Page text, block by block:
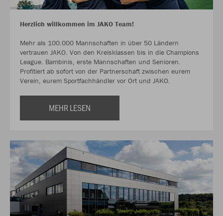
Herzlich willkommen im JAKO Team!
Mehr als 100.000 Mannschaften in über 50 Ländern
vertrauen JAKO. Von den Kreisklassen bis in die Champions
League. Bambinis, erste Mannschaften und Senioren.
Profitiert ab sofort von der Partnerschaft zwischen eurem
Verein, eurem Sportfachhändler vor Ort und JAKO.
MEHR LESEN